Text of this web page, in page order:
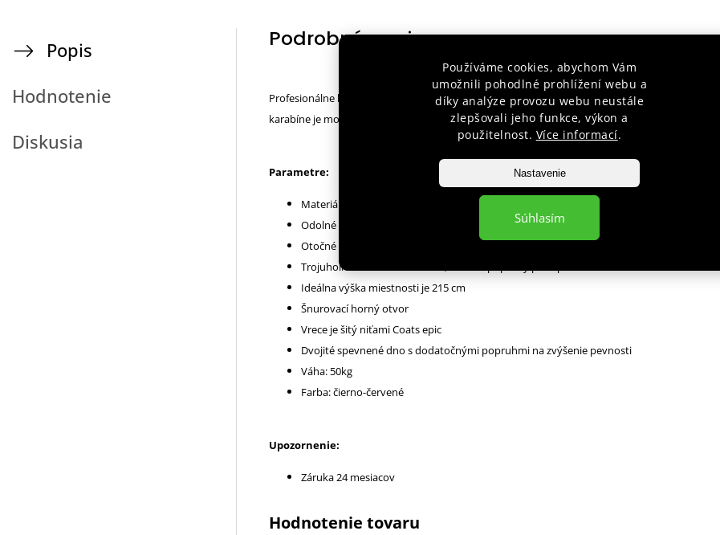
Používáme cookies, abychom Vám
umožnili pohodlné prohlížení webu a
díky analýze provozu webu neustále
zlepšovali jeho funkce, výkon a
použitelnost. Více informací.
Nastavenie
Súhlasím
Popis
Hodnotenie
Diskusia
Podrobný popis
Profesionálne boxovacie vrece DBX BUSHIDO 150 x 40cm. Dĺžka reťaze pri zavesení 45 cm (vďaka
karabíne je možné nastaviť aj kratšiu dĺžku).
Parametre:
Materiál: patentovaný 7-vrstvový materiál
Odolné zvárané reťaze
Otočné závesné oko zamedzujúce zakrúteniu reťazí
Trojuholníkové motnážne oká, chránia popruhy proti poškodeniu
Ideálna výška miestnosti je 215 cm
Šnurovací horný otvor
Vrece je šitý niťami Coats epic
Dvojité spevnené dno s dodatočnými popruhmi na zvýšenie pevnosti
Váha: 50kg
Farba: čierno-červené
Upozornenie:
Záruka 24 mesiacov
Hodnotenie tovaru